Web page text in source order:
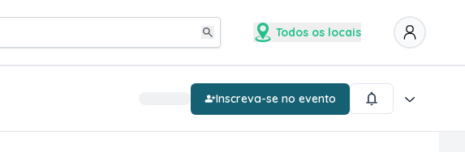
Todos os locais
Inscreva-se no evento